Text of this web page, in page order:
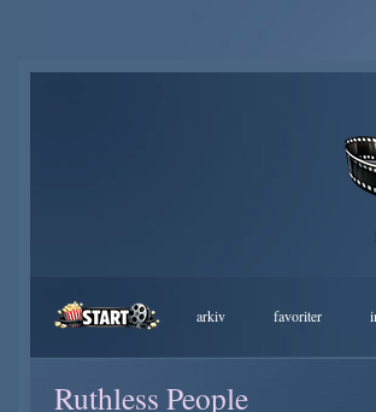
arkiv favoriter
Ruthless People